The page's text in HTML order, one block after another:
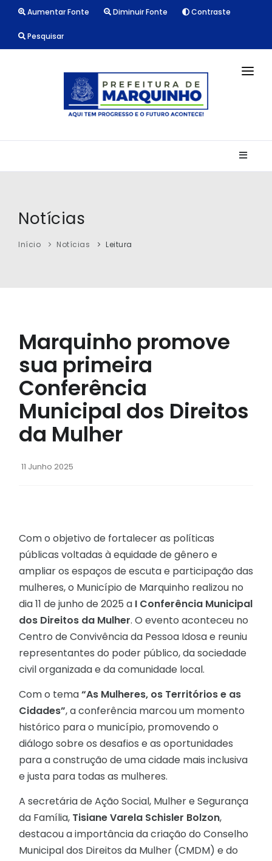
Aumentar Fonte Diminuir Fonte Contraste
Pesquisar
CONTATO
Notícias
Início Notícias Leitura
Marquinho promove
sua primeira
Conferência
Municipal dos Direitos
da Mulher
11 Junho 2025
Com o objetivo de fortalecer as políticas
públicas voltadas à equidade de gênero e
ampliar os espaços de escuta e participação das
mulheres, o Município de Marquinho realizou no
dia 11 de junho de 2025 a I Conferência Municipal
dos Direitos da Mulher. O evento aconteceu no
Centro de Convivência da Pessoa Idosa e reuniu
representantes do poder público, da sociedade
civil organizada e da comunidade local.
Com o tema“As Mulheres, os Territórios e as
Cidades”, a conferência marcou um momento
histórico para o município, promovendo o
diálogo sobre os desafios e as oportunidades
para a construção de uma cidade mais inclusiva
e justa para todas as mulheres.
A secretária de Ação Social, Mulher e Segurança
da Família, Tisiane Varela Schisler Bolzon,
destacou a importância da criação do Conselho
Municipal dos Direitos da Mulher (CMDM) e do